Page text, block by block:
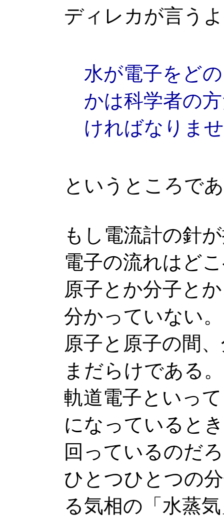
ディレカが言う
水が電子をど
かは科学者の
ければなりま
というところで
もし電流計の針
電子の流れはど
原子とか分子と
分かっていない。
原子と原子の間
まだらけである。
軌道電子といっ
になっていると
回っているのだ
ひとつひとつの
る気相の「水蒸